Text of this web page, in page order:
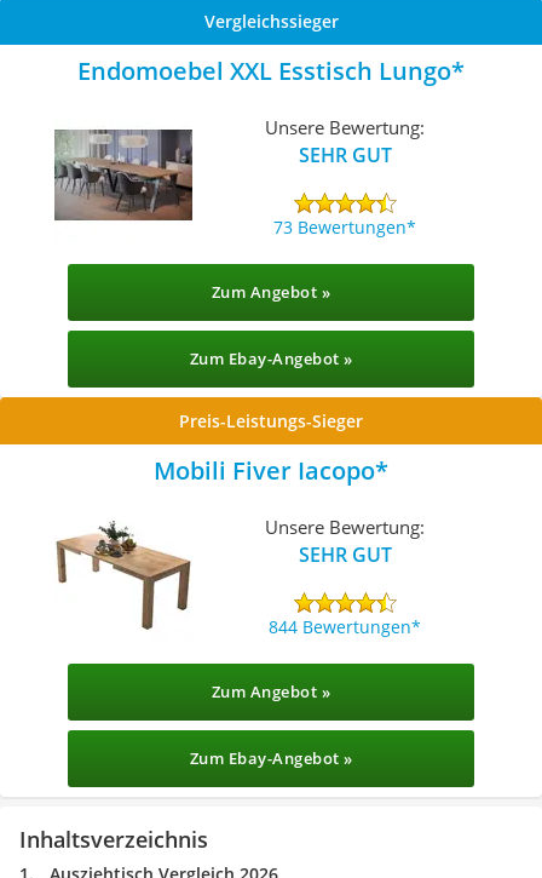
Vergleichssieger
Endomoebel XXL Esstisch Lungo
Unsere Bewertung:
SEHR GUT
73 Bewertungen
Zum Angebot »
Zum Ebay-Angebot »
Preis-Leistungs-Sieger
Mobili Fiver Iacopo
Unsere Bewertung:
SEHR GUT
844 Bewertungen
Zum Angebot »
Zum Ebay-Angebot »
Inhaltsverzeichnis